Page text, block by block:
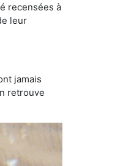
recensées à
leur
jamais
retrouve